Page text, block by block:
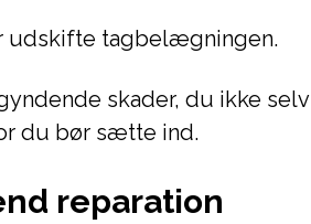
udskifte tagbelægningen.
skader, du ikke selv
du bør sætte ind.
reparation